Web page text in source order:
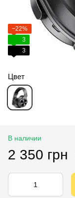
−22%
3
3
Цвет
В наличии
2 350 грн